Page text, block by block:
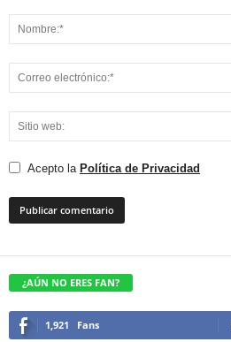
Acepto la Política de Privacidad
¿AÚN NO ERES FAN?
1,921 Fans